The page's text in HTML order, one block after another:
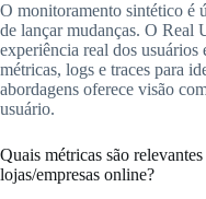
O monitoramento sintético é
de lançar mudanças. O
experiência real dos
métricas, logs e traces para
abordagens oferece visão
usuário.
Quais métricas são
lojas/empresas online?